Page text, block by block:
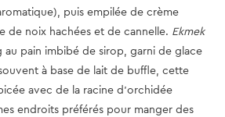
puis empilée de crème
de noix hachées et de cannelle. Ekmek
au pain imbibé de sirop, garni de glace
à base de lait de buffle, cette
avec de la racine d'orchidée
endroits préférés pour manger des